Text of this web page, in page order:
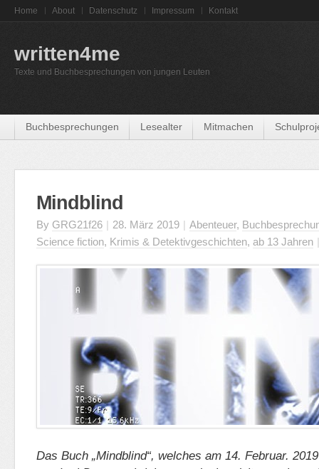
Home About Datenschutz Impressum Kontakt
written4me
Texte und Buchbesprechungen von jungen Leuten
Buchbesprechungen Lesealter Mitmachen
Mindblind
By GRG21f26 | 28. März 2019 | Abenteuer,
Science fiction, Krimis & Detektivgeschichten, ab 13 Jahren
Das Buch „Mindblind“, welches am 14. Februar. 2019